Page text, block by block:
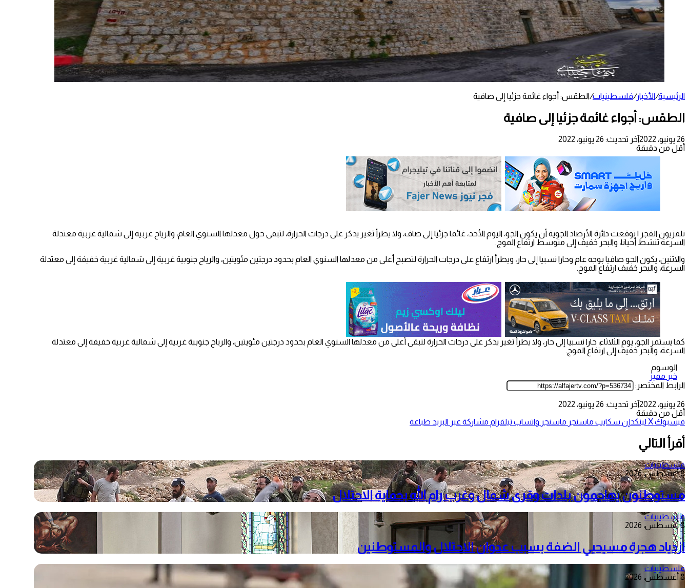
الرئيسية/الأخبار/فلسطينيات/الطقس: أجواء غائمة جزئيا إلى صافية
الطقس: أجواء غائمة جزئيا إلى صافية
26 يونيو، 2022
آخر تحديث: 26 يونيو، 2022
أقل من دقيقة
تلفزيون الفجر | توقعت دائرة الأرصاد الجوية أن يكون الجو، اليوم الأحد، غائما جزئيا إلى صاف، ولا يطرأ تغير يذكر على درجات الحرارة، لتبقى حول معدلها السنوي العام، والرياح غربية إلى شمالية غربية معتدلة
السرعة تنشط أحيانا، والبحر خفيف إلى متوسط ارتفاع الموج.
والاثنين، يكون الجو صافيا بوجه عام وحارا نسبيا إلى حار، ويطرأ ارتفاع على درجات الحرارة لتصبح أعلى من معدلها السنوي العام بحدود درجتين مئويتين، والرياح جنوبية غربية إلى شمالية غربية خفيفة إلى معتدلة
السرعة، والبحر خفيف ارتفاع الموج.
كما يستمر الجو، يوم الثلاثاء، حارا نسبيا إلى حار، ولا يطرأ تغير يذكر على درجات الحرارة لتبقى أعلى من معدلها السنوي العام بحدود درجتين مئويتين، والرياح جنوبية غربية إلى شمالية غربية خفيفة إلى معتدلة
السرعة، والبحر خفيف إلى ارتفاع الموج.
الوسوم
خبر مميز
الرابط المختصر:
26 يونيو، 2022
آخر تحديث: 26 يونيو، 2022
أقل من دقيقة
فيسبوك‫Xلينكدإن سكايب ماسنجر ماسنجر واتساب تيلقرام مشاركة عبر البريد طباعة
أقرأ التالي
فلسطينيات
8 أغسطس، 2026
مستوطنون يهاجمون بلدات وقرى شمال وغرب رام الله بحماية الاحتلال
فلسطينيات
8 أغسطس، 2026
ازدياد هجرة مسيحيي الضفة بسبب عدوان الاحتلال والمستوطنين
فلسطينيات
8 أغسطس، 2026